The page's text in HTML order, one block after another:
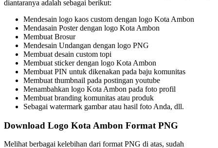
diantaranya adalah sebagai berikut:
Mendesain logo kaos custom dengan logo Kota Ambon
Mendasain Poster dengan logo Kota Ambon
Membuat Brosur
Mendesain Undangan dengan logo PNG
Membuat desain custom topi
Membuat sticker dengan logo Kota Ambon
Membuat PIN untuk dikenakan pada baju komunitas
Membuat thumbnail pada postingan youtube
Menambahkan logo Kota Ambon pada foto profil
Membuat branding komunitas atau produk
Sebagai watermark gambar atau hasil foto Anda, dll.
Download Logo Kota Ambon Format PNG
Melihat berbagai kelebihan dari format PNG di atas, sudah